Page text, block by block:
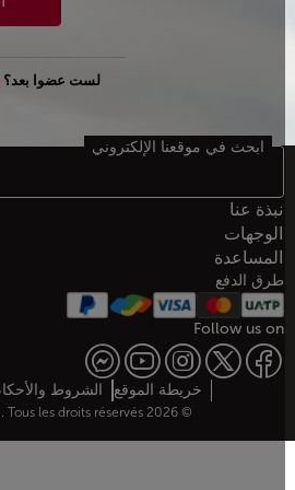
لست عضوا بعد؟
أسفل الصفحة
ابحث في موقعنا الإلكتروني
نبذة عنا
الوجهات
المساعدة
طرق الدفع
Follow us on
Web map links
خريطة الموقع الشروط
© 2026 Royal Air Maroc. Tous les droits réservés